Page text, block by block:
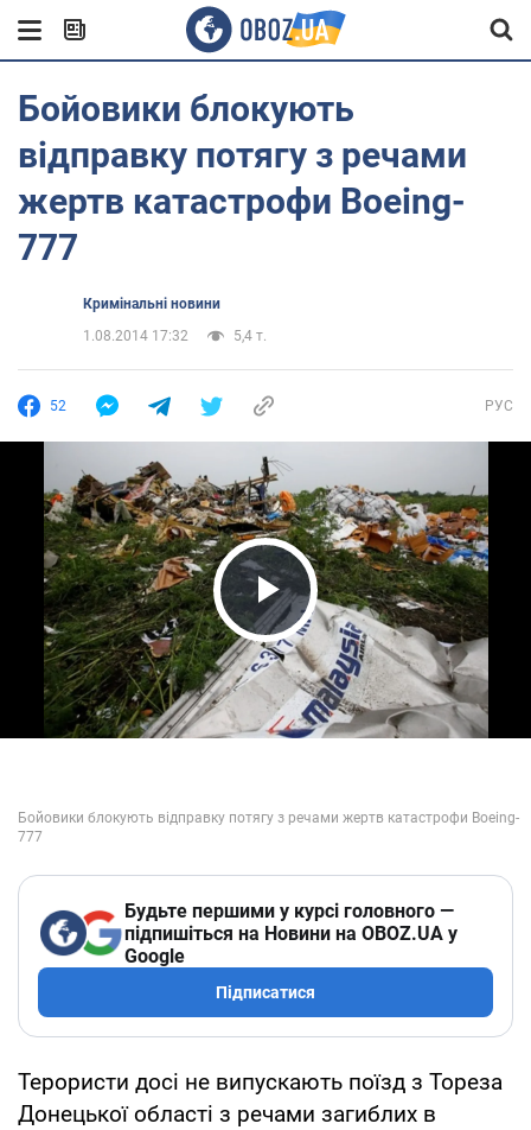
Бойовики блокують
відправку потягу з речами
жертв катастрофи Boeing-
777
Кримінальні новини
1.08.2014 17:32
5,4 т.
52 РУС
Play Video
Будьте першими у курсі головного —
підпишіться на Новини на OBOZ.UA у
Google
Підписатися
Терористи досі не випускають поїзд з Тореза
Донецької області з речами загиблих в